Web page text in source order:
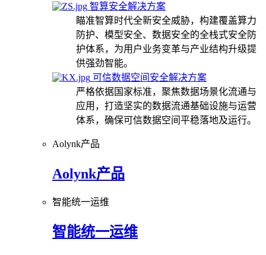
智算安全解决方案
瞄准智算时代全新安全威胁，构建覆盖算力
防护、模型安全、数据安全的全栈式安全防
护体系，为用户业务变革与产业结构升级提
供强劲智能。
可信数据空间安全解决方案
严格依据国家标准，聚焦数据场景化流通与
应用，打造坚实的数据流通基础设施与运营
体系，确保可信数据空间平稳落地及运行。
Aolynk产品
Aolynk产品
智能统一运维
智能统一运维